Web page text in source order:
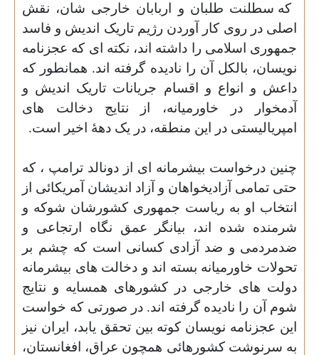
که سطلنت طلبان و اربابان خارجی شان، نقش
اصلی در روی کار آوردن رژیم تاریک اندیش و فاسد
جمهوری اسلامی را داشته اند، نکته ای که عجزنامه
نویسان، بالکل آن را نادیده گرفته اند. همانطور که
داعش و انواع و اقسام جریانات تاریک اندیش و
آدمخوار در خاورمیانه، از نتایج دخالت های
امپریالیستی در این منطقه، در یک دهۀ اخیر است.
چنین درخواست بیشرمانه ای از دونالد ترامپ ، که
حتی تمامی آزادیخواهان و آزاد اندیشان آمریکائی از
انتخاب او به ریاست جمهوری کشورشان شوکه و
شرمنده شده اند، بیانگر عمق نگاه ارتجاعی و
ضدمردمی و ضد آزادی کسانی است که چشم بر
تحولات خاورمیانه بسته اند و دخالت های بیشرمانه
دولت های خارجی در کشورهای همسایه و نتایج
شوم آن را نادیده گرفته اند. در صورتی که خواست
این عجزنامه نویسان کوته بین تحقق یابد، ایران نیز
به سرنوشت کشورهائی همچون عراق، افغانستان،